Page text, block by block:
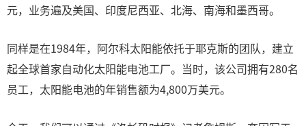
元，业务遍及美国、印度尼西亚、北海、南海和墨西哥。
同样是在1984年，阿尔科太阳能依托于耶克斯的团队，建立
起全球首家自动化太阳能电池工厂。当时，该公司拥有280名
员工，太阳能电池的年销售额为4,800万美元。